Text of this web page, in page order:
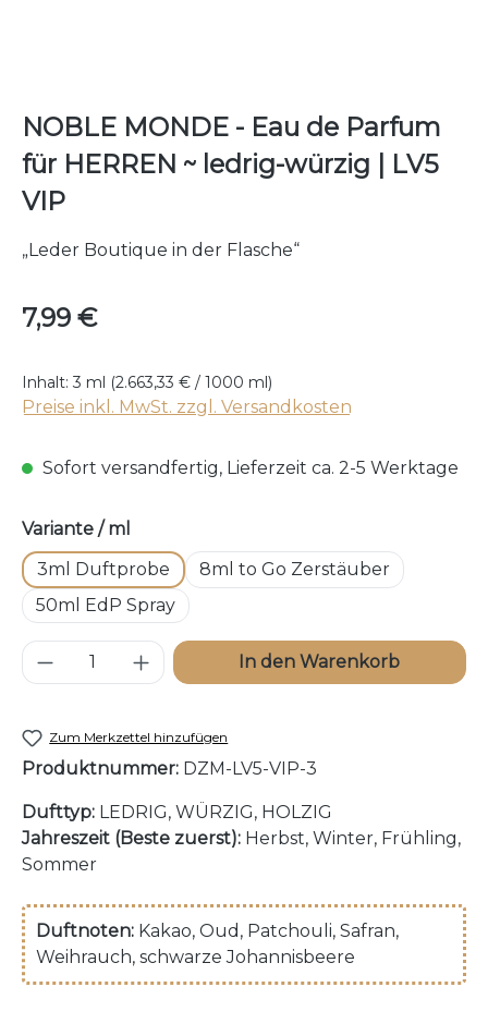
NOBLE MONDE - Eau de Parfum
für HERREN ~ ledrig-würzig | LV5
VIP
„Leder Boutique in der Flasche“
Regulärer Preis:
7,99 €
Inhalt:3 ml (2.663,33 € / 1000 ml)
Preise inkl. MwSt. zzgl. Versandkosten
Sofort versandfertig, Lieferzeit ca. 2-5 Werktage
Variante / ml
3ml Duftprobe
8ml to Go Zerstäuber
50ml EdP Spray
Produkt Anzahl: Gib denIn den Warenkorb
Zum Merkzettel hinzufügen
Produktnummer: DZM-LV5-VIP-3
Dufttyp: LEDRIG, WÜRZIG, HOLZIG
Jahreszeit (Beste zuerst): Herbst, Winter, Frühling,
Sommer
Duftnoten: Kakao, Oud , Patchouli, Safran,
Weihrauch, schwarze Johannisbeere